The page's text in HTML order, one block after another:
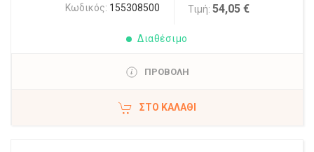
Κωδικός: 155308500 Τιμή: 54,05 €
Διαθέσιμο
ΠΡΟΒΟΛΗ
ΣΤΟ ΚΑΛΆΘΙ